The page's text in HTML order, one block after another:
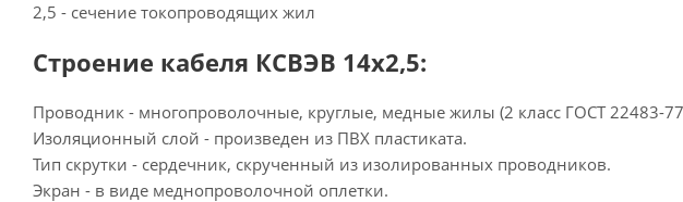
2,5 - сечение токопроводящих жил
Строение кабеля КСВЭВ 14х2,5:
Проводник - многопроволочные, круглые, медные жилы (2 класс ГОСТ 22483-
Изоляционный слой - произведен из ПВХ пластиката.
Тип скрутки - сердечник, скрученный из изолированных проводников.
Экран - в виде меднопроволочной оплетки.